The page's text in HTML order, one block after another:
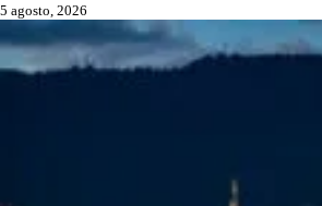
5 agosto, 2026